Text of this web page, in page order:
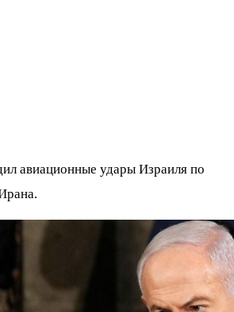
авиационные удары Израиля по